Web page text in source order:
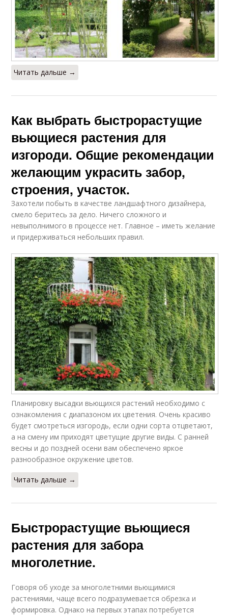
Читать дальше →
Как выбрать быстрорастущие
вьющиеся растения для
изгороди. Общие рекомендации
желающим украсить забор,
строения, участок.
Захотели побыть в качестве ландшафтного дизайнера,
смело беритесь за дело. Ничего сложного и
невыполнимого в процессе нет. Главное – иметь желание
и придерживаться небольших правил.
Планировку высадки вьющихся растений необходимо с
ознакомления с диапазоном их цветения. Очень красиво
будет смотреться изгородь, если одни сорта отцветают,
а на смену им приходят цветущие другие виды. С ранней
весны и до поздней осени вам обеспечено яркое
разнообразное окружение цветов.
Читать дальше →
Быстрорастущие вьющиеся
растения для забора
многолетние.
Говоря об уходе за многолетними вьющимися
растениями, чаще всего подразумевается обрезка и
формировка. Однако на первых этапах потребуется